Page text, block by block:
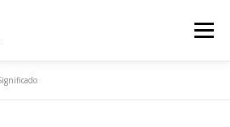
Menú